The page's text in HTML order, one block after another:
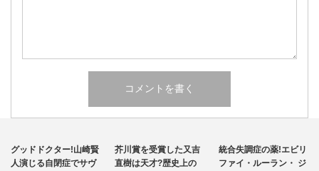
自閉症
グッドドクター!山崎賢
人演じる自閉症でサヴ
芥川賞を受賞した又吉
直樹は天才?歴史上の
統合失調症の薬!エビリ
ファイ・ルーラン・ ジ